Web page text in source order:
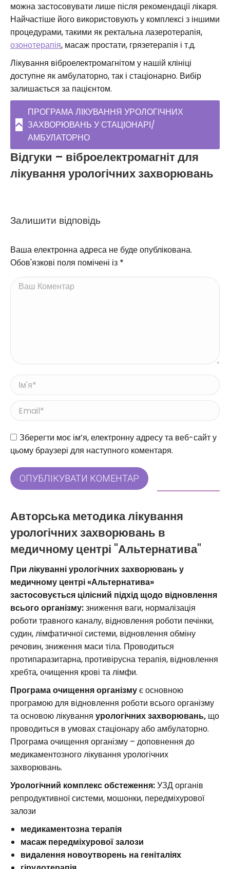
можна застосовувати лише після рекомендації лікаря.
Найчастіше його використовують у комплексі з іншими
процедурами, такими як ректальна лазеротерапія,
озонотерапія, масаж простати, грязетерапія і т.д.
Лікування віброелектромагнітом у нашій клініці
доступне як амбулаторно, так і стаціонарно. Вибір
залишається за пацієнтом.
ПРОГРАМА ЛІКУВАННЯ УРОЛОГІЧНИХ
ЗАХВОРЮВАНЬ У СТАЦІОНАРІ/
АМБУЛАТОРНО
Відгуки – віброелектромагніт для
лікування урологічних захворювань
Залишити відповідь
Ваша електронна адреса не буде опублікована.
Обов'язкові поля помічені із *
Ваш Коментар
Ім'я *
Email *
Веб-сайт
Зберегти моє ім’я, електронну адресу та веб-сайт у
цьому браузері для наступного коментаря.
ОПУБЛІКУВАТИ КОМЕНТАР
Авторська методика лікування
урологічних захворювань в
медичному центрі "Альтернатива"
При лікуванні урологічних захворювань у
медичному центрі «Альтернатива»
застосовується цілісний підхід щодо відновлення
всього організму:зниження ваги, нормалізація
роботи травного каналу, відновлення роботи печінки,
судин, лімфатичної системи, відновлення обміну
речовин, зниження маси тіла. Проводиться
протипаразитарна, противірусна терапія, відновлення
хребта, очищення крові та лімфи.
Програма очищення організмує основною
програмою для відновлення роботи всього організму
та основою лікування урологічних захворювань, що
проводиться в умовах стаціонару або амбулаторно.
Програма очищення організму – доповнення до
медикаментозного лікування урологічних
захворювань.
Урологічний комплекс обстеження:УЗД органів
репродуктивної системи, мошонки, передміхурової
залози
медикаментозна терапія
масаж передміхурової залози
видалення новоутворень на геніталіях